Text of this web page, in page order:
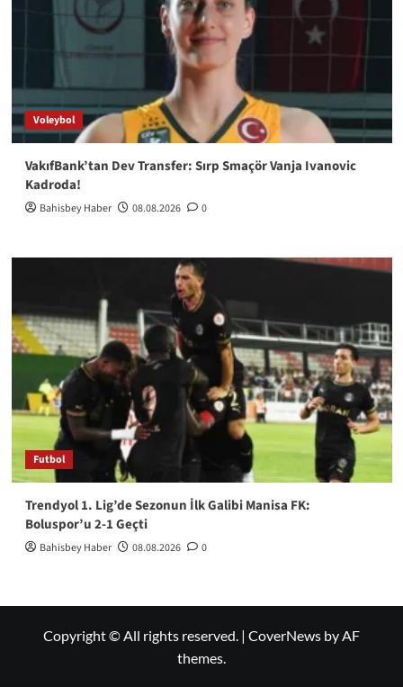
Voleybol
VakıfBank’tan Dev Transfer: Sırp Smaçör Vanja Ivanovic
Kadroda!
Bahisbey Haber 08.08.2026 0
Futbol
Trendyol 1. Lig’de Sezonun İlk Galibi Manisa FK:
Boluspor’u 2-1 Geçti
Bahisbey Haber 08.08.2026 0
Copyright © All rights reserved. | CoverNews by AF
themes.